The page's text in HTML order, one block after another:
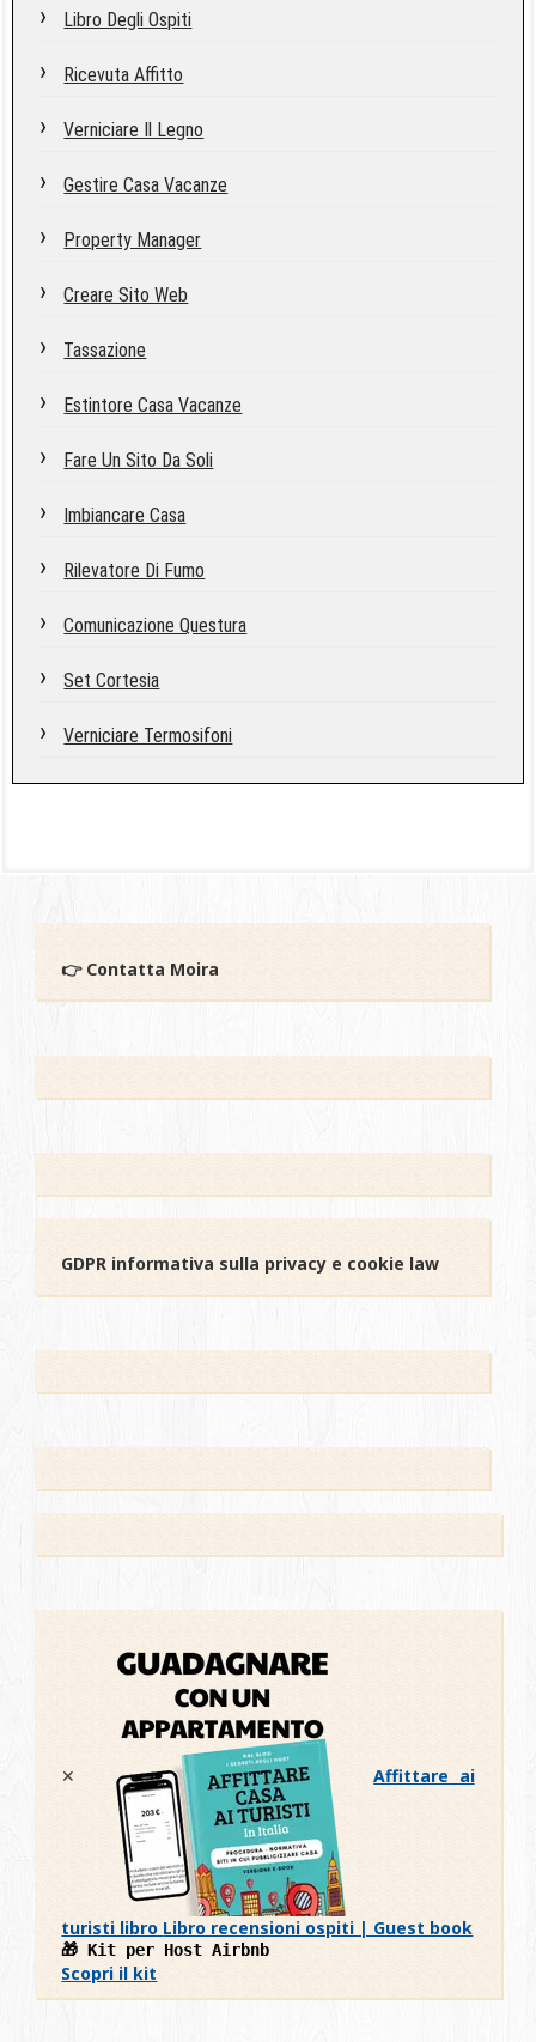
Libro Degli Ospiti
Ricevuta Affitto
Verniciare Il Legno
Gestire Casa Vacanze
Property Manager
Creare Sito Web
Tassazione
Estintore Casa Vacanze
Fare Un Sito Da Soli
Imbiancare Casa
Rilevatore Di Fumo
Comunicazione Questura
Set Cortesia
Verniciare Termosifoni
👉 Contatta Moira
GDPR informativa sulla privacy e cookie law
✕ Affittare ai
turisti libro Libro recensioni ospiti | Guest book
🎁 Kit per Host Airbnb
Scopri il kit